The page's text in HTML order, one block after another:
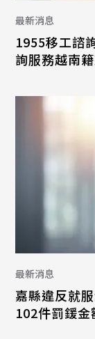
最新消息
1955移工諮
詢服務越南
最新消息
嘉縣違反就
102件罰鍰金